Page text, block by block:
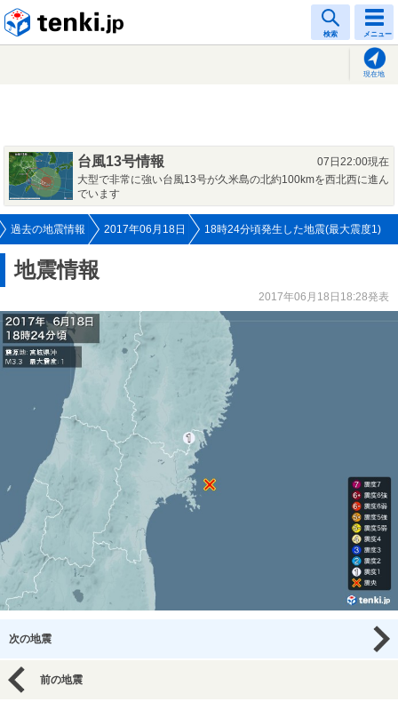
検索 メニュー
現在地
台風13号情報
07日22:00現在
大型で非常に強い台風13号が久米島の北約100kmを西北西に進ん
でいます
過去の地震情報 2017年06月18日 18時24分頃発生した地震(最大震度1)
地震情報
2017年06月18日18:28発表
次の地震
前の地震